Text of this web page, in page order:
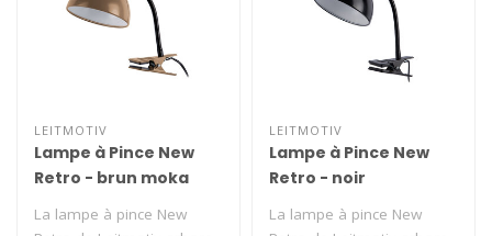
LEITMOTIV
Lampe à Pince New
Retro - brun moka
La lampe à pince New
LEITMOTIV
Lampe à Pince New
Retro - noir
La lampe à pince New